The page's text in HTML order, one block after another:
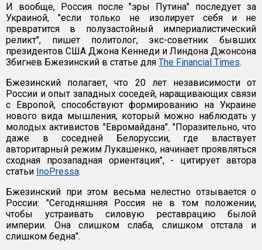
И вообще, Россия после "эры Путина" последует за
Украиной, "если только не изолирует себя и не
превратится в полузастойный империалистический
реликт", пишет политолог, экс-советник бывших
президентов США Джона Кеннеди и Линдона Джонсона
Збигнев Бжезинский в статье для The Financial Times.
Бжезинский полагает, что 20 лет независимости от
России и опыт западных соседей, наращивающих связи
с Европой, способствуют формированию на Украине
нового вида мышления, который можно наблюдать у
молодых активистов "Евромайдана". "Поразительно, что
даже в соседней Белоруссии, где властвует
авторитарный режим Лукашенко, начинает проявляться
сходная прозападная ориентация", - цитирует автора
статьи InoPressa.
Бжезинский при этом весьма нелестно отзывается о
России: "Сегодняшняя Россия не в том положении,
чтобы устраивать силовую реставрацию былой
империи. Она слишком слаба, слишком отстала и
слишком бедна".